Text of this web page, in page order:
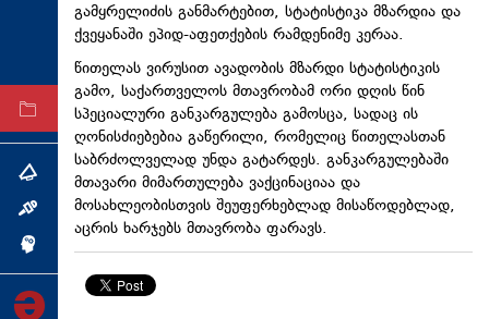
ტექნოლოგიები
არქივი
თემა
ინტერვიუ
გამყრელიძის განმარტებით, სტატისტიკა მზარდია და
ქვეყანაში ეპიდ-აფეთქების რამდენიმე კერაა.
წითელას ვირუსით ავადობის მზარდი სტატისტიკის
გამო, საქართველოს მთავრობამ ორი დღის წინ
სპეციალური განკარგულება გამოსცა, სადაც ის
ღონისძიებებია გაწერილი, რომელიც წითელასთან
საბრძოლველად უნდა გატარდეს. განკარგულებაში
მთავარი მიმართულება ვაქცინაციაა და
მოსახლეობისთვის შეუფერხებლად მისაწოდებლად,
აცრის ხარჯებს მთავრობა ფარავს.